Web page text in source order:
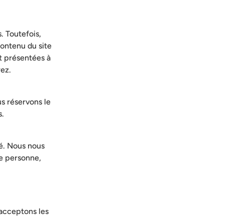
Toutefois,
du site
présentées à
réservons le
Nous nous
personne,
les